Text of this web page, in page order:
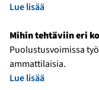
Lue lisää
Mihin tehtäviin eri
Puolustusvoimissa
ammattilaisia.
Lue lisää